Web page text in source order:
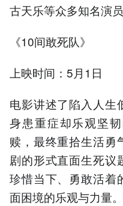
古天乐等众多知名演员
《10间敢死队》
上映时间：5月1日
电影讲述了陷入人生
身患重症却乐观坚
赎，最终重拾生活勇
剧的形式直面生死议
珍惜当下、勇敢活着
面困境的乐观与力量。